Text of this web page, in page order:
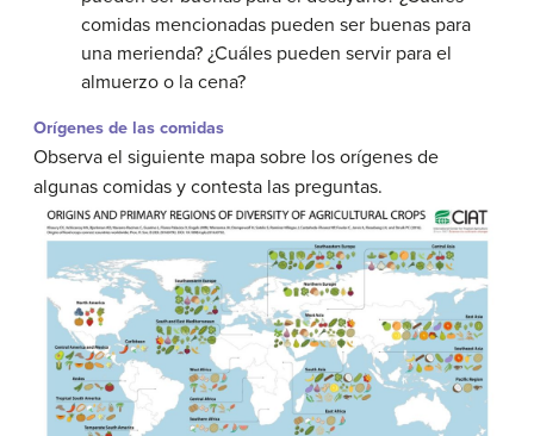
comidas mencionadas pueden ser buenas para
una merienda? ¿Cuáles pueden servir para el
almuerzo o la cena?
Orígenes de las comidas
Observa el siguiente mapa sobre los orígenes de
algunas comidas y contesta las preguntas.